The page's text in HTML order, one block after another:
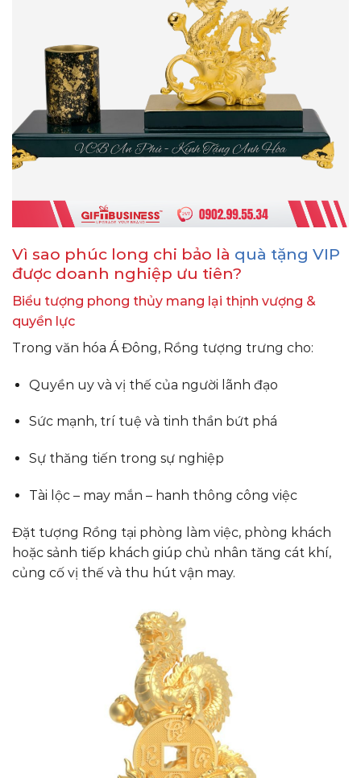
Vì sao phúc long chi bảo là quà tặng VIP
được doanh nghiệp ưu tiên?
Biểu tượng phong thủy mang lại thịnh vượng &
quyền lực
Trong văn hóa Á Đông, Rồng tượng trưng cho:
Quyền uy và vị thế của người lãnh đạo
Sức mạnh, trí tuệ và tinh thần bứt phá
Sự thăng tiến trong sự nghiệp
Tài lộc – may mắn – hanh thông công việc
Đặt tượng Rồng tại phòng làm việc, phòng khách
hoặc sảnh tiếp khách giúp chủ nhân tăng cát khí,
củng cố vị thế và thu hút vận may.